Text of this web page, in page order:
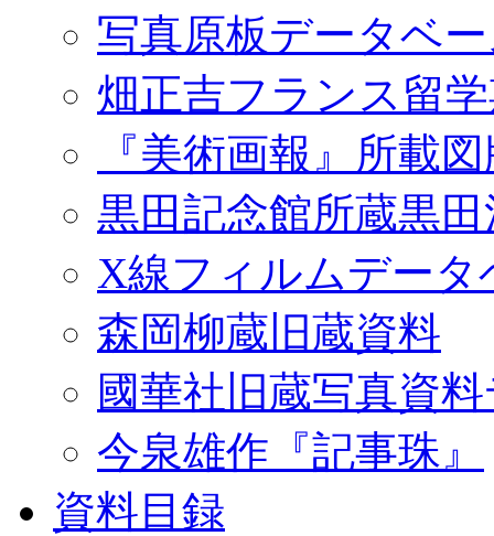
写真原板データベ
畑正吉フランス留
『美術画報』所載
黒田記念館所蔵黒
X線フィルムデータ
森岡柳蔵旧蔵資料
國華社旧蔵写真資
今泉雄作『記事珠』
資料目録